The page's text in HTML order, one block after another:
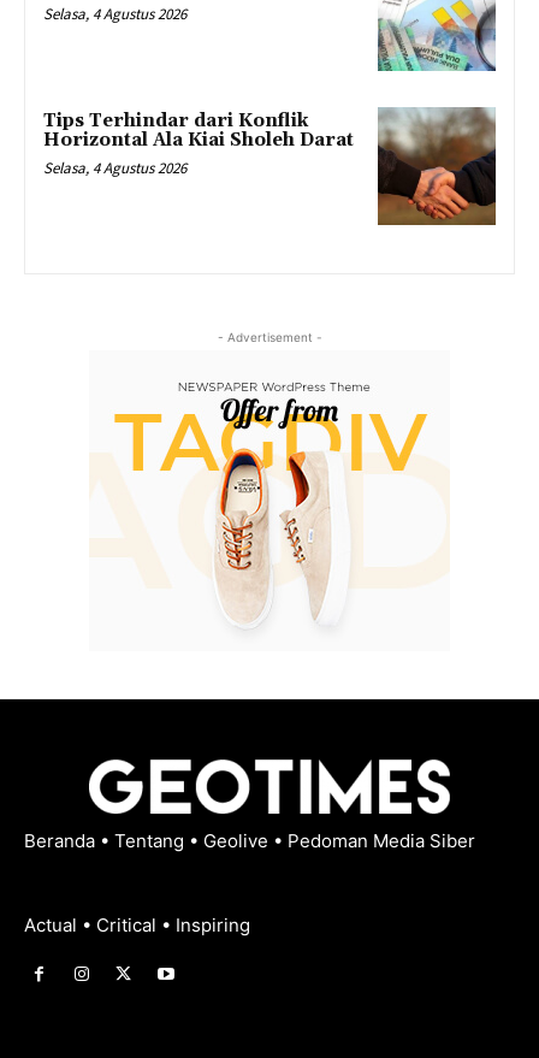
Selasa, 4 Agustus 2026
Tips Terhindar dari Konflik
Horizontal Ala Kiai Sholeh Darat
Selasa, 4 Agustus 2026
- Advertisement -
Beranda • Tentang • Geolive • Pedoman Media Siber
Actual • Critical • Inspiring